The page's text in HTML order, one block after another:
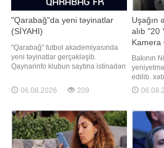
"Qarabağ"da yeni təyinatlar
(SİYAHI)
"Qarabağ" futbol akademiyasında
yeni təyinatlar gerçəkləşib.
Qaynarinfo klubun saytına istinadən
mövsümündə komandaları
çalışdıracaq məşqçilər
koordinatoru Aftandil Hacıyevin
rəhbərliyi altında akademiya
komandalarında aşağıdakı
məşqçilə
06.08.2026 209
Uşağın
alıb "20
Kamera
Bakının
edilib.
1750
yerindən
Polis